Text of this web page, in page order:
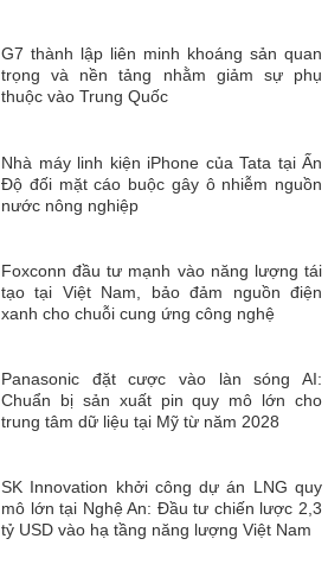
G7 thành lập liên minh khoáng sản quan
trọng và nền tảng nhằm giảm sự phụ
thuộc vào Trung Quốc
Nhà máy linh kiện iPhone của Tata tại Ấn
Độ đối mặt cáo buộc gây ô nhiễm nguồn
nước nông nghiệp
Foxconn đầu tư mạnh vào năng lượng tái
tạo tại Việt Nam, bảo đảm nguồn điện
xanh cho chuỗi cung ứng công nghệ
Panasonic đặt cược vào làn sóng AI:
Chuẩn bị sản xuất pin quy mô lớn cho
trung tâm dữ liệu tại Mỹ từ năm 2028
SK Innovation khởi công dự án LNG quy
mô lớn tại Nghệ An: Đầu tư chiến lược 2,3
tỷ USD vào hạ tầng năng lượng Việt Nam